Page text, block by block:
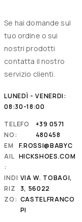
Se hai domande sul
tuo ordine o sui
nostri prodotti
contatta il nostro
servizio clienti.
LUNEDÌ - VENERDI:
08:30-18:00
TELEFO
NO:
+39 0571
480458
EM
AIL
:
F.ROSSI@BABYC
HICKSHOES.COM
INDI
RIZ
ZO:
VIA W. TOBAGI,
3, 56022
CASTELFRANCO
PI